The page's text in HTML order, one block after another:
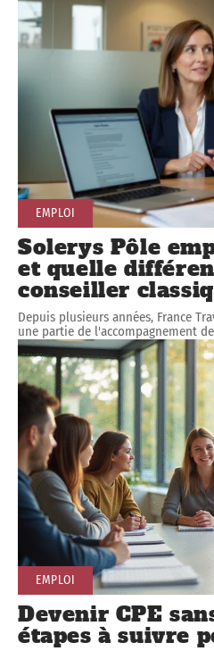
EMPLOI
Solerys Pôle
et quelle
conseiller
Depuis plusieurs années, France
une partie de l'accompagnement
EMPLOI
Devenir CPE
étapes à suivre